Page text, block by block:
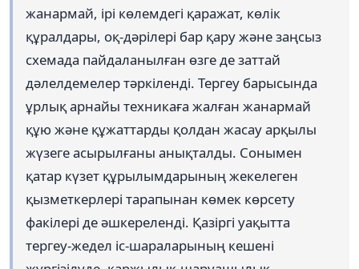
жанармай, ірі көлемдегі қаражат, көлік
құралдары, оқ-дәрілері бар қару және заңсыз
схемада пайдаланылған өзге де заттай
дәлелдемелер тәркіленді. Тергеу барысында
ұрлық арнайы техникаға жалған жанармай
құю және құжаттарды қолдан жасау арқылы
жүзеге асырылғаны анықталды. Сонымен
қатар күзет құрылымдарының жекелеген
қызметкерлері тарапынан көмек көрсету
факілері де әшкереленді. Қазіргі уақытта
тергеу-жедел іс-шараларының кешені